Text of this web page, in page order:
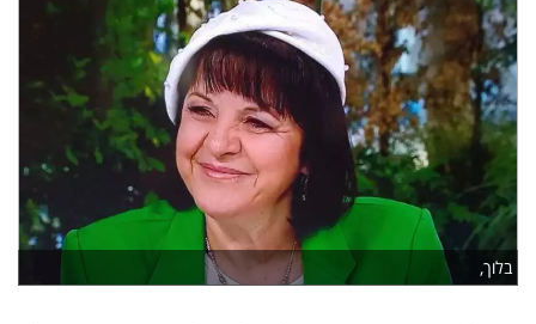
בלוך,